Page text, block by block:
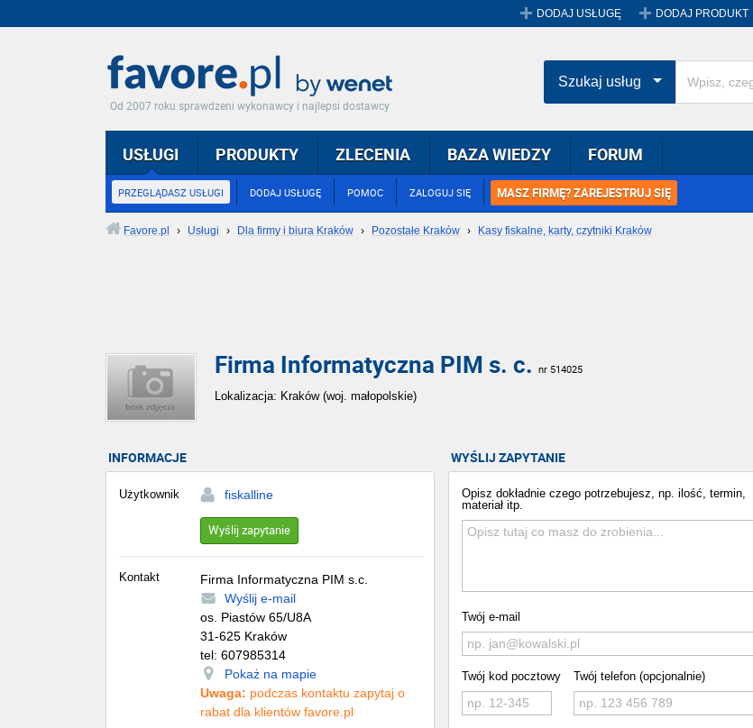
DODAJ USŁUGĘ DODAJ PRODUKT
Od 2007 roku sprawdzeni wykonawcy i najlepsi dostawcy
USŁUGI
PRZEGLĄDASZ USŁUGI DODAJ USŁUGĘ POMOC ZALOGUJ SIĘ MASZ FIRMĘ? ZAREJESTRUJ SIĘ
PRODUKTY ZLECENIA BAZA WIEDZY FORUM
Szukaj usług
Favore.pl › Usługi › Dla firmy i biura Kraków › Pozostałe Kraków › Kasy fiskalne, karty, czytniki Kraków
Firma Informatyczna PIM s. c. nr 514025
Lokalizacja: Kraków (woj. małopolskie)
WYŚLIJ ZAPYTANIE
Opisz dokładnie czego potrzebujesz, np. ilość, termin,
materiał itp.
Twój e-mail
Twój kod pocztowy Twój telefon (opcjonalnie)
INFORMACJE
Użytkownik fiskalline
Wyślij zapytanie
Kontakt
Firma Informatyczna PIM s.c.
Wyślij e-mail
os. Piastów 65/U8A
31-625 Kraków
tel: 607985314
Pokaż na mapie
Uwaga: podczas kontaktu zapytaj o
rabat dla klientów favore.pl